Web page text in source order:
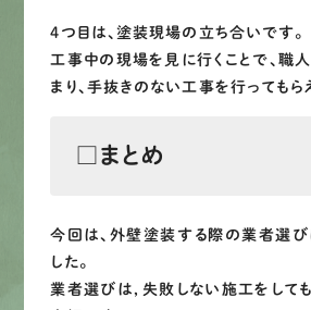
4つ目は、塗装現場の立ち合いです。
工事中の現場を見に行くことで、職
まり、手抜きのない工事を行ってもら
□まとめ
今回は、外壁塗装する際の業者選
した。
業者選びは，失敗しない施工をして